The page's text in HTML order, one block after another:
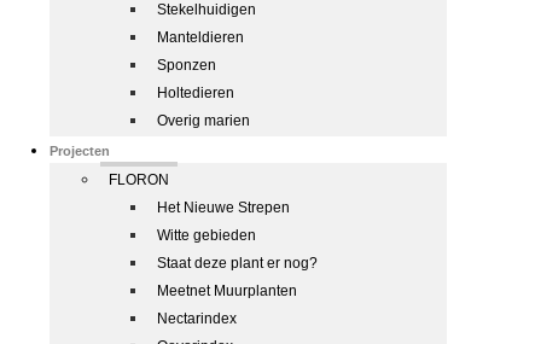
Stekelhuidigen
Manteldieren
Sponzen
Holtedieren
Overig marien
Projecten
FLORON
Het Nieuwe Strepen
Witte gebieden
Staat deze plant er nog?
Meetnet Muurplanten
Nectarindex